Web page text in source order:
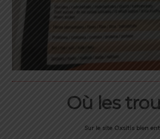
Où les
Sur le site Oxsitis bien